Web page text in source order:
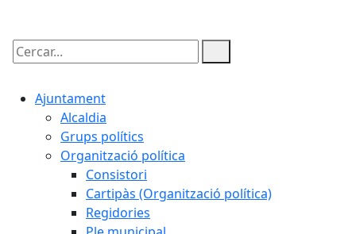
Cercar:
Ajuntament
Alcaldia
Grups polítics
Organització política
Consistori
Cartipàs (Organització política)
Regidories